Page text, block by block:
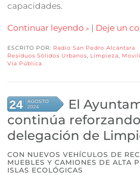
capacidades.
Continuar leyendo | Deje un
ESCRITO POR: Radio San Pedro Alcántara
Residuos Sólidos Urbanos
Limpieza
Vía Pública
24
AGOSTO
2024
El
continúa
delegación de
CON NUEVOS VEHÍCULOS DE
MUEBLES Y CAMIONES DE ALTA
ISLAS ECOLÓGICAS